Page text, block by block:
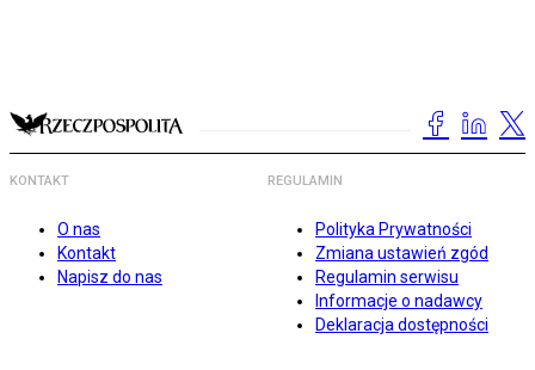
KONTAKT
O nas
Kontakt
Napisz do nas
REGULAMIN
Polityka Prywatności
Zmiana ustawień zgód
Regulamin serwisu
Informacje o nadawcy
Deklaracja dostępności